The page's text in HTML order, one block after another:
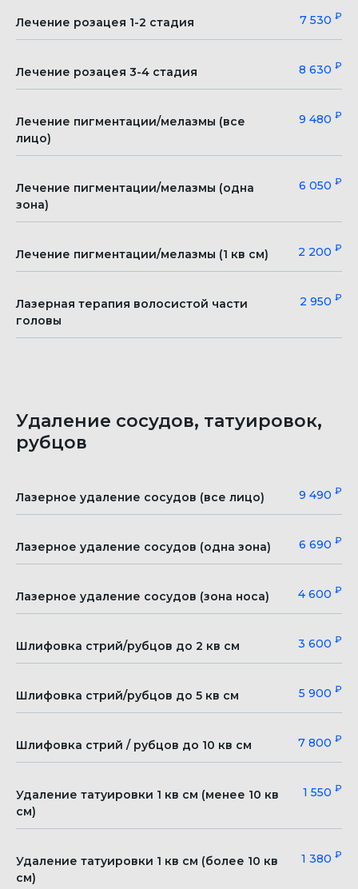
Лечение розацея 1-2 стадия 7 530 ₽
Лечение розацея 3-4 стадия 8 630 ₽
Лечение пигментации/мелазмы (все
лицо)
9 480 ₽
Лечение пигментации/мелазмы (одна
зона)
6 050 ₽
Лечение пигментации/мелазмы (1 кв см) 2 200 ₽
Лазерная терапия волосистой части
головы
2 950 ₽
Удаление сосудов, татуировок,
рубцов
Лазерное удаление сосудов (все лицо) 9 490 ₽
Лазерное удаление сосудов (одна зона) 6 690 ₽
Лазерное удаление сосудов (зона носа) 4 600 ₽
Шлифовка стрий/рубцов до 2 кв см 3 600 ₽
Шлифовка стрий/рубцов до 5 кв см 5 900 ₽
Шлифовка стрий / рубцов до 10 кв см 7 800 ₽
Удаление татуировки 1 кв см (менее 10 кв
см)
1 550 ₽
Удаление татуировки 1 кв см (более 10 кв
см)
1 380 ₽